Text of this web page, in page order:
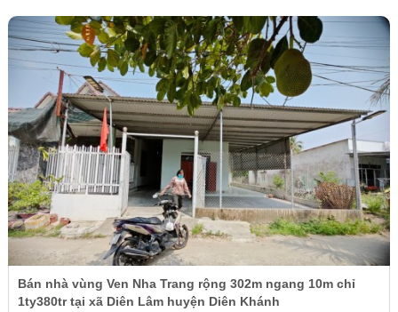
Bán nhà vùng Ven Nha Trang rộng 302m ngang 10m chỉ
1ty380tr tại xã Diên Lâm huyện Diên Khánh